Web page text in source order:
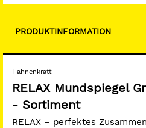
PRODUKTINFORMATION
Hahnenkratt
RELAX Mundspiegel
- Sortiment
RELAX – perfektes